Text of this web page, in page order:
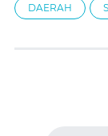
DAERAH